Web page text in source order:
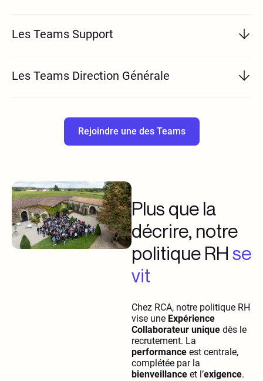
Les Teams Support
Les Teams Direction Générale
Rejoindre une des Teams
Plus que la
décrire, notre
politique RH se
vit
Chez RCA, notre politique RH
vise une Expérience
Collaborateur unique dès le
recrutement. La
performance est centrale,
complétée par la
bienveillance et l’exigence.